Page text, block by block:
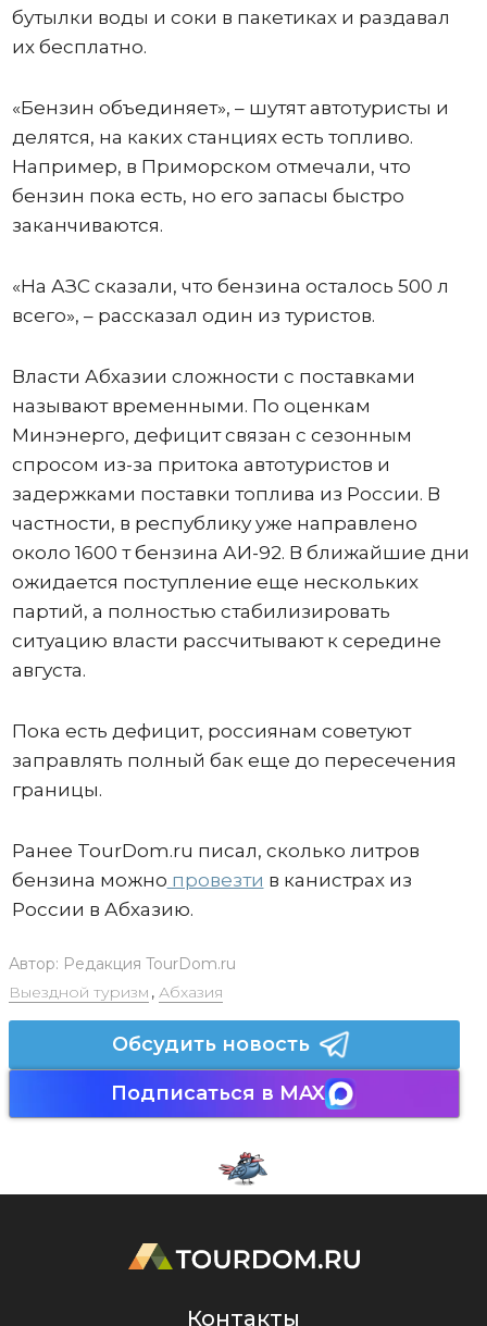
бутылки воды и соки в пакетиках и раздавал
их бесплатно.
«Бензин объединяет», – шутят автотуристы и
делятся, на каких станциях есть топливо.
Например, в Приморском отмечали, что
бензин пока есть, но его запасы быстро
заканчиваются.
«На АЗС сказали, что бензина осталось 500 л
всего», – рассказал один из туристов.
Власти Абхазии сложности с поставками
называют временными. По оценкам
Минэнерго, дефицит связан с сезонным
спросом из-за притока автотуристов и
задержками поставки топлива из России. В
частности, в республику уже направлено
около 1600 т бензина АИ-92. В ближайшие дни
ожидается поступление еще нескольких
партий, а полностью стабилизировать
ситуацию власти рассчитывают к середине
августа.
Пока есть дефицит, россиянам советуют
заправлять полный бак еще до пересечения
границы.
Ранее TourDom.ru писал, сколько литров
бензина можно провезти в канистрах из
России в Абхазию.
Автор: Редакция TourDom.ru
Выездной туризм , Абхазия
Обсудить новость
Подписаться в MAX
Контакты